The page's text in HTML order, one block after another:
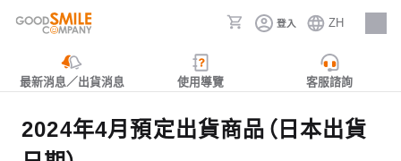
登入 ZH
人才招募
最新消息／出貨消息 使用導覽 客服諮詢
2024年4月預定出貨商品（日本出貨